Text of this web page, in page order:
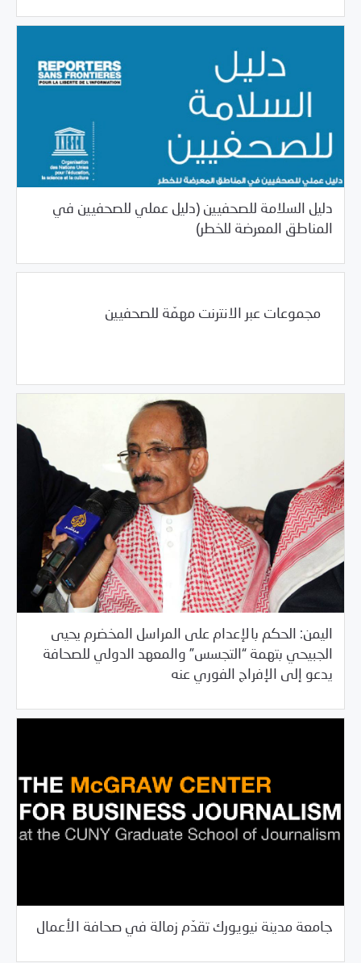
دليل السلامة للصحفيين (دليل عملي للصحفيين في
المناطق المعرضة للخطر)
04/20/2017 المكتبة
مجموعات عبر الانترنت مهمّة للصحفيين
اليمن: الحكم بالإعدام على المراسل المخضرم يحيى
الجبيحي بتهمة “التجسس” والمعهد الدولي للصحافة
يدعو إلى الإفراج الفوري عنه
04/19/2017 العالم العربي/اليمن
جامعة مدينة نيويورك تقدّم زمالة في صحافة الأعمال